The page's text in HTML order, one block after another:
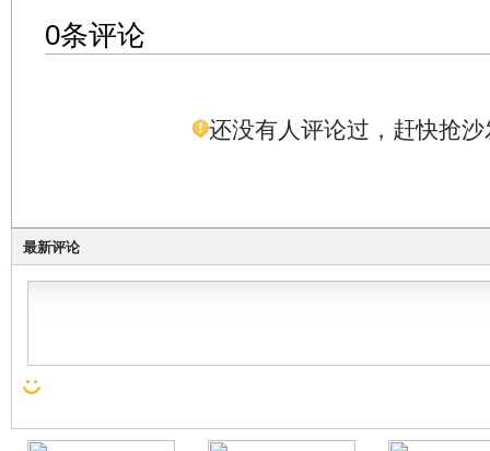
0条评论
还没有人评论过，赶快抢沙
最新评论